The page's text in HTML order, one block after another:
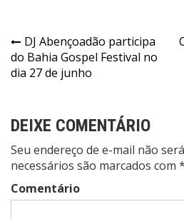
Navegação
de
DJ Abençoadão participa
do Bahia Gospel Festival no
dia 27 de junho
DEIXE COMENTÁRIO
Seu endereço de e-mail não
necessários são marcados com
Comentário